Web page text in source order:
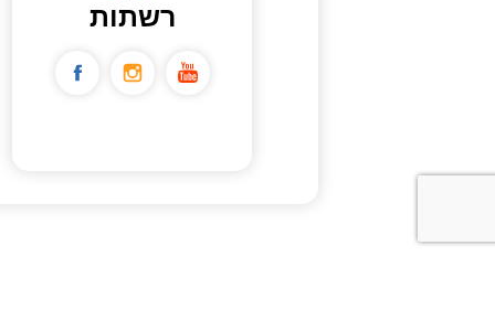
רשתות